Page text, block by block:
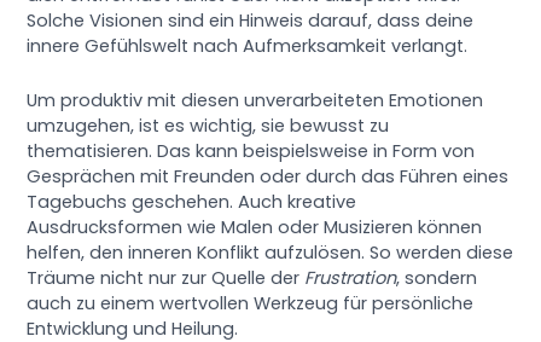
Solche Visionen sind ein Hinweis darauf, dass deine
innere Gefühlswelt nach Aufmerksamkeit verlangt.
Um produktiv mit diesen unverarbeiteten Emotionen
umzugehen, ist es wichtig, sie bewusst zu
thematisieren. Das kann beispielsweise in Form von
Gesprächen mit Freunden oder durch das Führen eines
Tagebuchs geschehen. Auch kreative
Ausdrucksformen wie Malen oder Musizieren können
helfen, den inneren Konflikt aufzulösen. So werden diese
Träume nicht nur zur Quelle der Frustration, sondern
auch zu einem wertvollen Werkzeug für persönliche
Entwicklung und Heilung.